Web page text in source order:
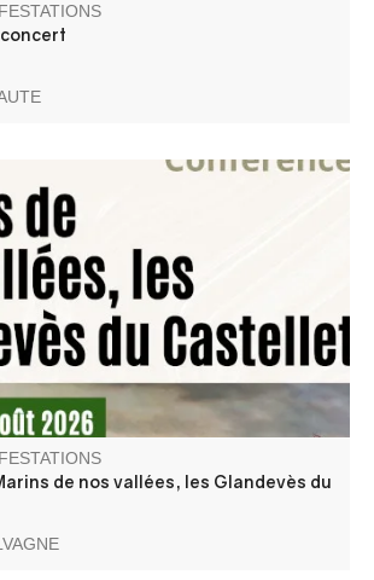
les Glandevès du Castellet sont
mers du globe." Une conférence de
l’association Traces Éditions.
de nos vallées, les Glandevès du